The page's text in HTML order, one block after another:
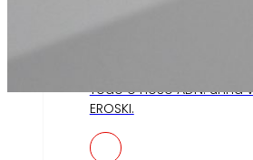
Todo o noso ADN:
EROSKI.